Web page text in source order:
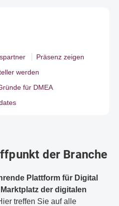
Präsenz zeigen
werden
für DMEA
der Branche
Plattform für Digital
der digitalen
treffen Sie auf alle